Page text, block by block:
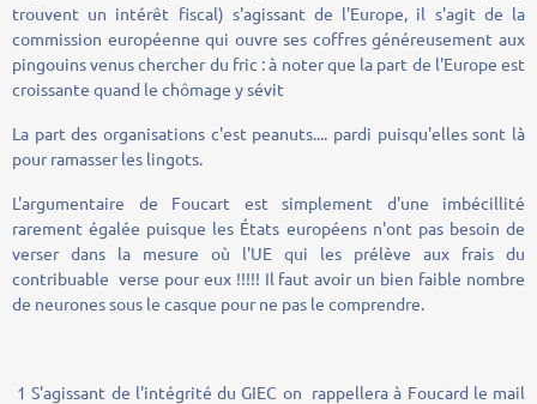
trouvent un intérêt fiscal) s'agissant de l'Europe, il s'agit de la
commission européenne qui ouvre ses coffres généreusement aux
pingouins venus chercher du fric : à noter que la part de l'Europe est
croissante quand le chômage y sévit
La part des organisations c'est peanuts.... pardi puisqu'elles sont là
pour ramasser les lingots.
L'argumentaire de Foucart est simplement d'une imbécillité
rarement égalée puisque les États européens n'ont pas besoin de
verser dans la mesure où l'UE qui les prélève aux frais du
contribuable verse pour eux !!!!! Il faut avoir un bien faible nombre
de neurones sous le casque pour ne pas le comprendre.
1 S'agissant de l'intégrité du GIEC on rappellera à Foucard le mail